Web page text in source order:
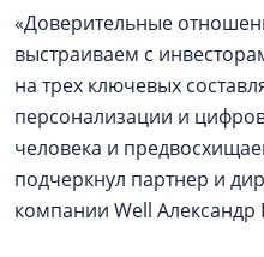
«Доверительные
выстраиваем с
на трех ключевых
персонализации и
человека и
подчеркнул партнер и
компании Well Александр